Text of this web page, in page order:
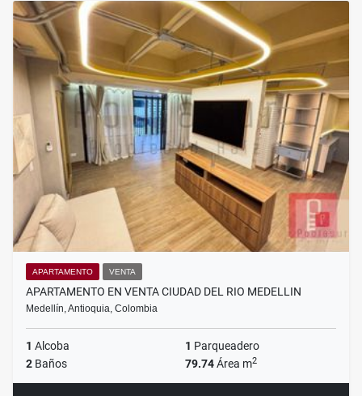
APARTAMENTO VENTA
APARTAMENTO EN VENTA CIUDAD DEL RIO MEDELLIN
Medellín, Antioquia, Colombia
1 Alcoba 1 Parqueadero
2 Baños 79.74Área m2